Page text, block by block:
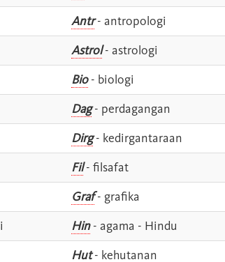
Antr- antropologi
Astrol- astrologi
Bio- biologi
Dag- perdagangan
Dirg- kedirgantaraan
Fil- filsafat
Graf- grafika
Hin- agama - Hindu
Hut- kehutanan